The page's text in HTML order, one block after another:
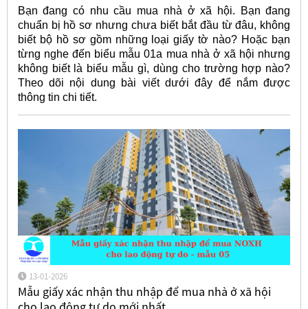
Bạn đang có nhu cầu mua nhà ở xã hội. Bạn đang
chuẩn bị hồ sơ nhưng chưa biết bắt đầu từ đâu, không
biết bộ hồ sơ gồm những loại giấy tờ nào? Hoặc bạn
từng nghe đến biểu mẫu 01a mua nhà ở xã hội nhưng
không biết là biểu mẫu gì, dùng cho trường hợp nào?
Theo dõi nội dung bài viết dưới đây để nắm được
thông tin chi tiết.
13-01-2026
Mẫu giấy xác nhận thu nhập để mua nhà ở xã hội